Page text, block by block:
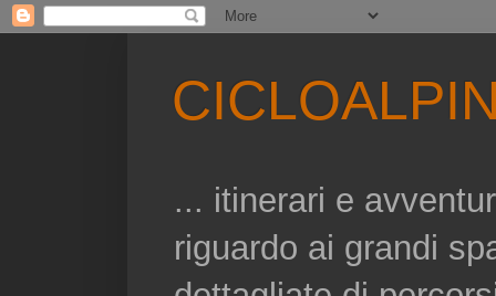
... itinerari e
riguardo ai grandi